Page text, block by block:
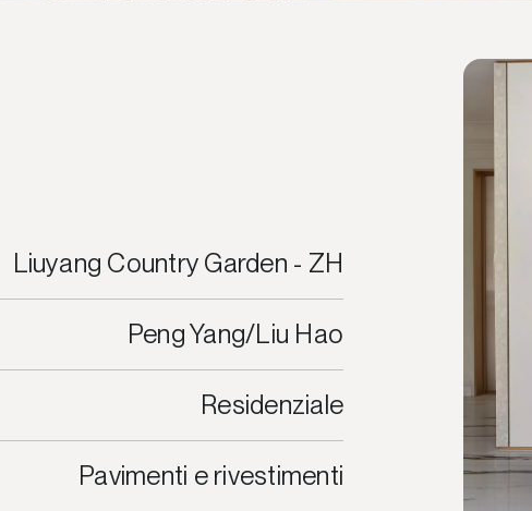
Liuyang Country Garden - ZH
Peng Yang/Liu Hao
Residenziale
Pavimenti e rivestimenti